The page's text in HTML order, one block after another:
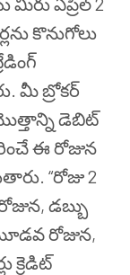
కొనుగోలు
మీ బ్రోకర్
డెబిట్
ఈ రోజున
“రోజు 2
డబ్బు
రోజున,
క్రెడిట్